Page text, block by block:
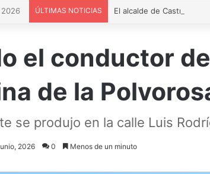
ÚLTIMAS NOTICIAS
el conductor
de la
se produjo en la calle Luis
2026 0 Menos de un minuto